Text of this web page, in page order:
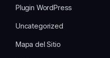
Plugin WordPress
Uncategorized
Mapa del Sitio